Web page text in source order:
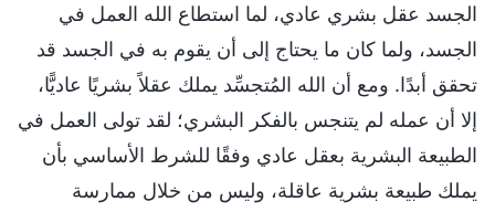
الجسد عقل بشري عادي، لما استطاع الله العمل في
الجسد، ولما كان ما يحتاج إلى أن يقوم به في الجسد قد
تحقق أبدًا. ومع أن الله المُتجسِّد يملك عقلاً بشريًا عاديًّا،
إلا أن عمله لم يتنجس بالفكر البشري؛ لقد تولى العمل في
الطبيعة البشرية بعقل عادي وفقًا للشرط الأساسي بأن
يملك طبيعة بشرية عاقلة، وليس من خلال ممارسة